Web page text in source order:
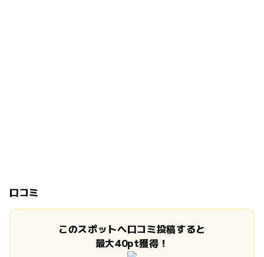
口コミ
このスポットへ口コミ投稿すると
最大40pt獲得！